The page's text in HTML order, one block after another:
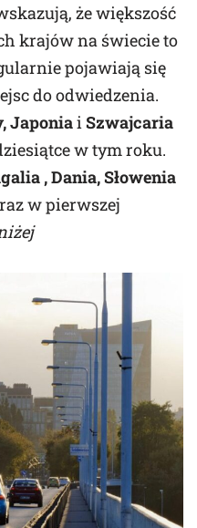
że większość
krajów na świecie to
pojawiają się
do odwiedzenia.
JaponiaiSzwajcaria
w tym roku.
, Dania, Słowenia
w pierwszej